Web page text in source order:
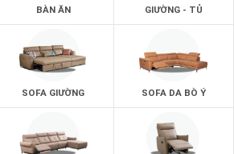
BÀN ĂN GIƯỜNG - TỦ
SOFA GIƯỜNG SOFA DA BÒ Ý